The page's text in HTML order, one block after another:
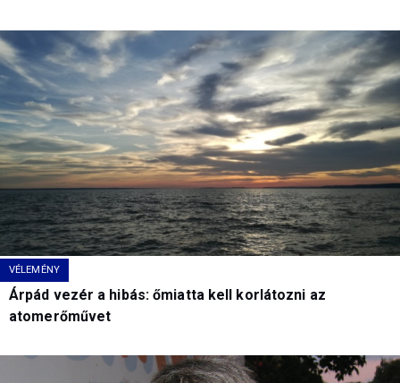
VÉLEMÉNY
Árpád vezér a hibás: őmiatta kell korlátozni az
atomerőművet